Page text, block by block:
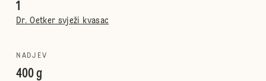
1
Dr. Oetker svježi kvasac
NADJEV
400 g